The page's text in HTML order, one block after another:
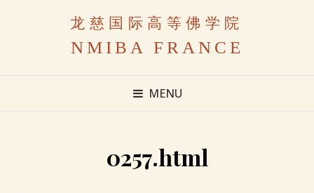
龙慈国际高等佛学院
NMIBA FRANCE
MENU
0257.html